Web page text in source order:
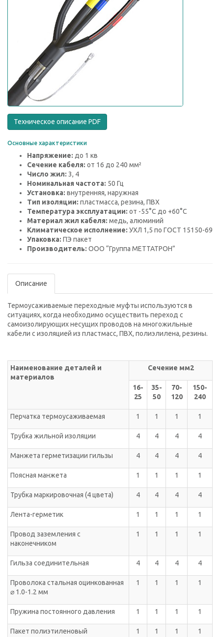
Техническое описание PDF
Основные характеристики
Напряжение: до 1 кв
Сечение кабеля: от 16 до 240 мм²
Число жил: 3, 4
Номинальная частота: 50 Гц
Установка: внутренняя, наружная
Тип изоляции: пластмасса, резина, ПВХ
Температура эксплуатации: от -55°C до +60°C
Материал жил кабеля: медь, алюминий
Климатическое исполнение: УХЛ 1,5 по ГОСТ 15150-69
Упаковка: ПЭ пакет
Производитель: ООО “Группа МЕТТАТРОН”
Описание
Термоусаживаемые переходные муфты используются в
ситуациях, когда необходимо осуществить переход с
самоизолирующих несущих проводов на многожильные
кабели с изоляцией из пластмасс, ПВХ, полиэлилена, резины.
Наименование деталей и
материалов
Сечение мм2
16-
25
35-
50
70-
120
150-
240
Перчатка термоусаживаемая 1 1 1 1
Трубка жильной изоляции 4 4 4 4
Манжета герметизации гильзы 4 4 4 4
Поясная манжета 1 1 1 1
Трубка маркировочная (4 цвета) 4 4 4 4
Лента-герметик 1 1 1 1
Провод заземления с
наконечником
1 1 1 1
Гильза соединительная 4 4 4 4
Проволока стальная оцинкованная
⌀ 1.0-1.2 мм
1 1 1 1
Пружина постоянного давления 1 1 1 1
Пакет полиэтиленовый
1 1 1 1